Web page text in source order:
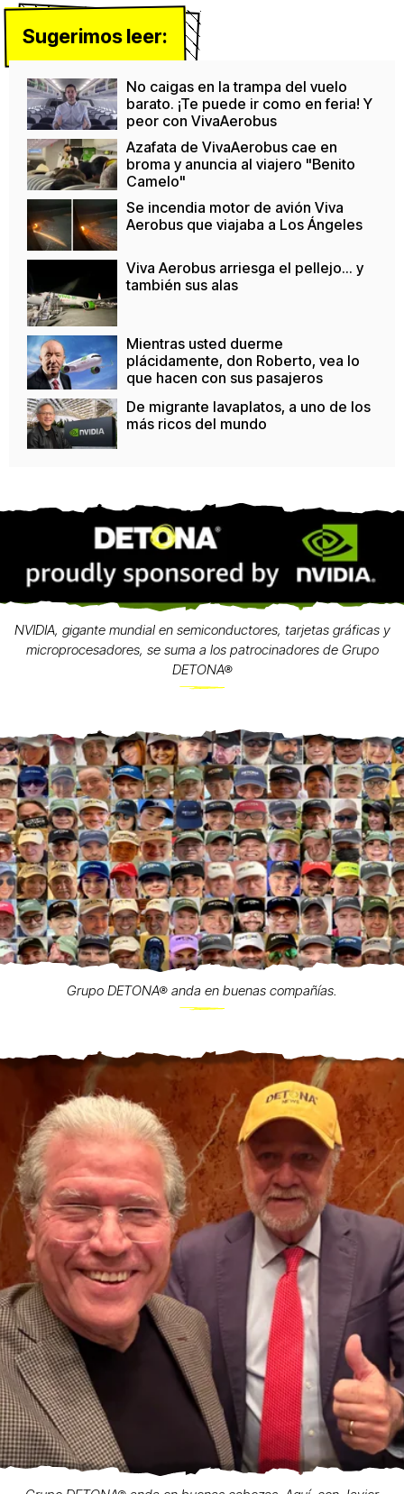
Sugerimos leer:
No caigas en la trampa del vuelo
barato. ¡Te puede ir como en feria! Y
peor con VivaAerobus
Azafata de VivaAerobus cae en
broma y anuncia al viajero "Benito
Camelo"
Se incendia motor de avión Viva
Aerobus que viajaba a Los Ángeles
Viva Aerobus arriesga el pellejo... y
también sus alas
Mientras usted duerme
plácidamente, don Roberto, vea lo
que hacen con sus pasajeros
De migrante lavaplatos, a uno de los
más ricos del mundo
NVIDIA, gigante mundial en semiconductores, tarjetas gráficas y
microprocesadores, se suma a los patrocinadores de Grupo
DETONA®
Grupo DETONA® anda en buenas compañías.